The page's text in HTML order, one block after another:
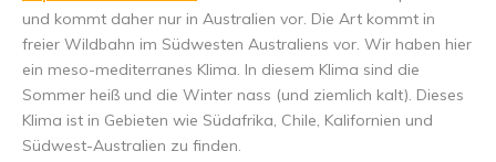
und kommt daher nur in Australien vor. Die Art kommt in
freier Wildbahn im Südwesten Australiens vor. Wir haben hier
ein meso-mediterranes Klima. In diesem Klima sind die
Sommer heiß und die Winter nass (und ziemlich kalt). Dieses
Klima ist in Gebieten wie Südafrika, Chile, Kalifornien und
Südwest-Australien zu finden.